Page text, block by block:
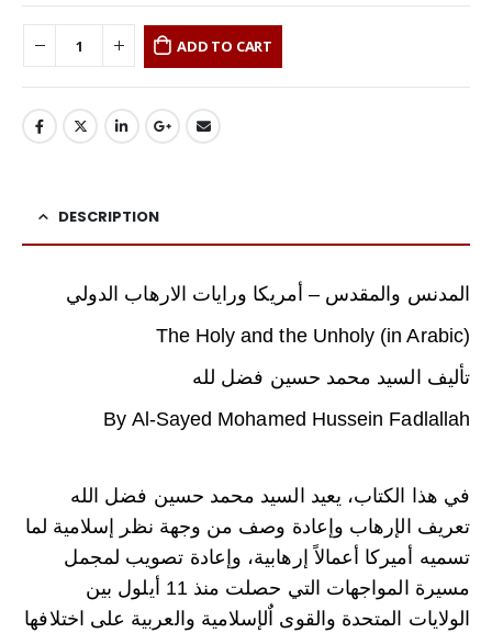
ADD TO CART
DESCRIPTION
المدنس والمقدس – أمريكا ورايات الارهاب الدولي
(The Holy and the Unholy (in Arabic
تأليف السيد محمد حسين فضل لله
By Al-Sayed Mohamed Hussein Fadlallah
في هذا الكتاب، يعيد السيد محمد حسين فضل الله
تعريف الإرهاب وإعادة وصف من وجهة نظر إسلامية لما
تسميه أميركا أعمالاً إرهابية، وإعادة تصويب لمجمل
مسيرة المواجهات التي حصلت منذ 11 أيلول بين
الولايات المتحدة والقوى اٌلإسلامية والعربية على اختلافها